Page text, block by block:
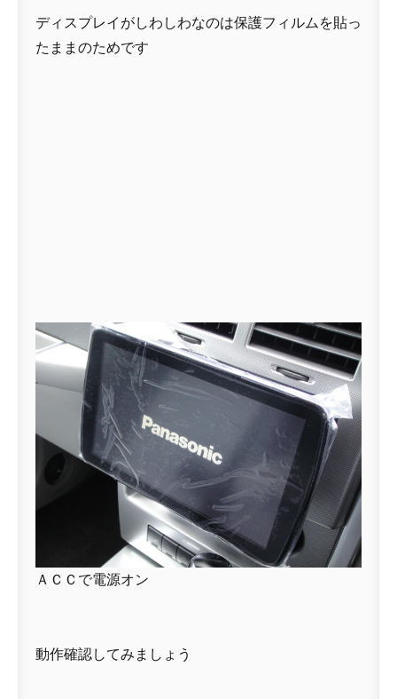
ディスプレイがしわしわなのは保護フィルムを貼っ
たままのためです
ＡＣＣで電源オン
動作確認してみましょう